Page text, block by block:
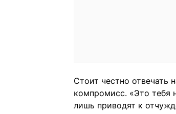
Стоит честно отвечать
компромисс. «Это тебя
лишь приводят к